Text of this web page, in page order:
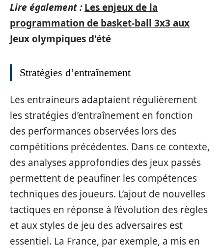
Lire également : Les enjeux de la
programmation de basket-ball 3x3 aux
Jeux olympiques d'été
Stratégies d’entraînement
Les entraineurs adaptaient régulièrement
les stratégies d’entraînement en fonction
des performances observées lors des
compétitions précédentes. Dans ce contexte,
des analyses approfondies des jeux passés
permettent de peaufiner les compétences
techniques des joueurs. L’ajout de nouvelles
tactiques en réponse à l’évolution des règles
et aux styles de jeu des adversaires est
essentiel. La France, par exemple, a mis en